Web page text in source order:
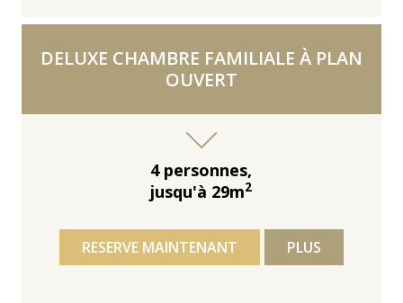
DELUXE CHAMBRE FAMILIALE À PLAN
OUVERT
4 personnes,
jusqu'à 29m2
RESERVE MAINTENANT PLUS